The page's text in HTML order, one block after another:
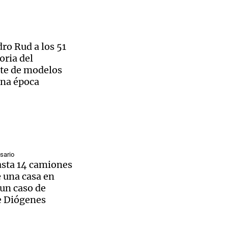
en
de
vaca
Rosario
con
mil
Rud a los 51
del
de modelos
época
14 camiones
casa en
caso de
Diógenes